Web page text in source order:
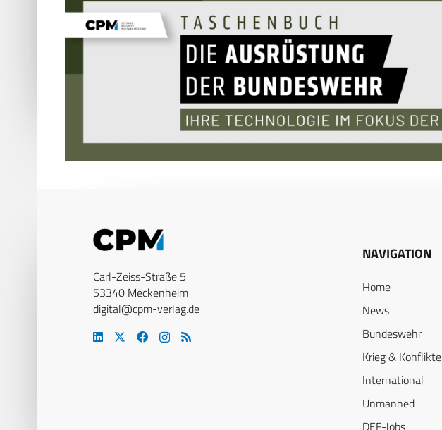
Carl-Zeiss-Straße 5
53340 Meckenheim
digital@cpm-verlag.de
NAVIGATION
Home
News
Bundeswehr
Krieg & Konflikte
International
Unmanned